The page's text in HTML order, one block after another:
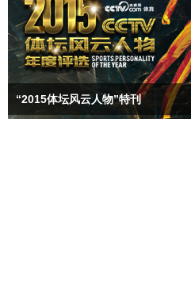
“2015体坛风云人物”特刊